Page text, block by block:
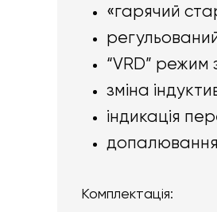
«гарячий
“VRD”
зміна
індикація
допалювання
Комплектація: